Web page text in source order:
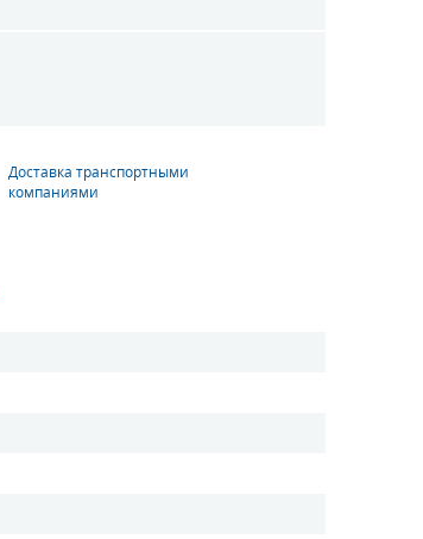
Доставка транспортными
компаниями